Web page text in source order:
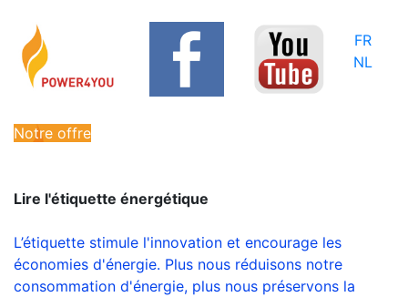
FR
NL
Notre offre
Lire l'étiquette énergétique
L’étiquette stimule l'innovation et encourage les
économies d'énergie. Plus nous réduisons notre
consommation d'énergie, plus nous préservons la